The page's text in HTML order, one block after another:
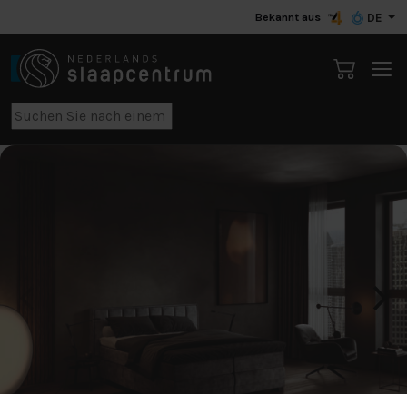
Bekannt aus DE